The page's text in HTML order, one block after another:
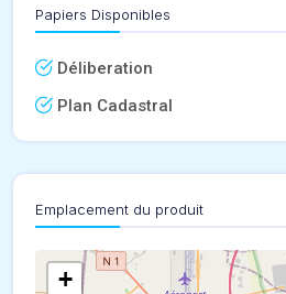
Papiers Disponibles
Déliberation
Plan Cadastral
Emplacement du produit
+